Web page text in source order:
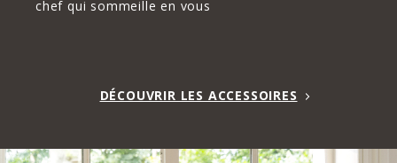
chef qui sommeille en vous
DÉCOUVRIR LES ACCESSOIRES